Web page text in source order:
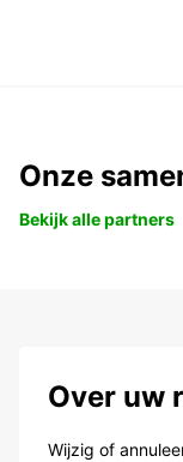
Onze
Bekijk alle partners
Over uw
Wijzig of